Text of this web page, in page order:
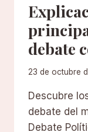
debate
23 de octubre
Descubre
debate del
Debate